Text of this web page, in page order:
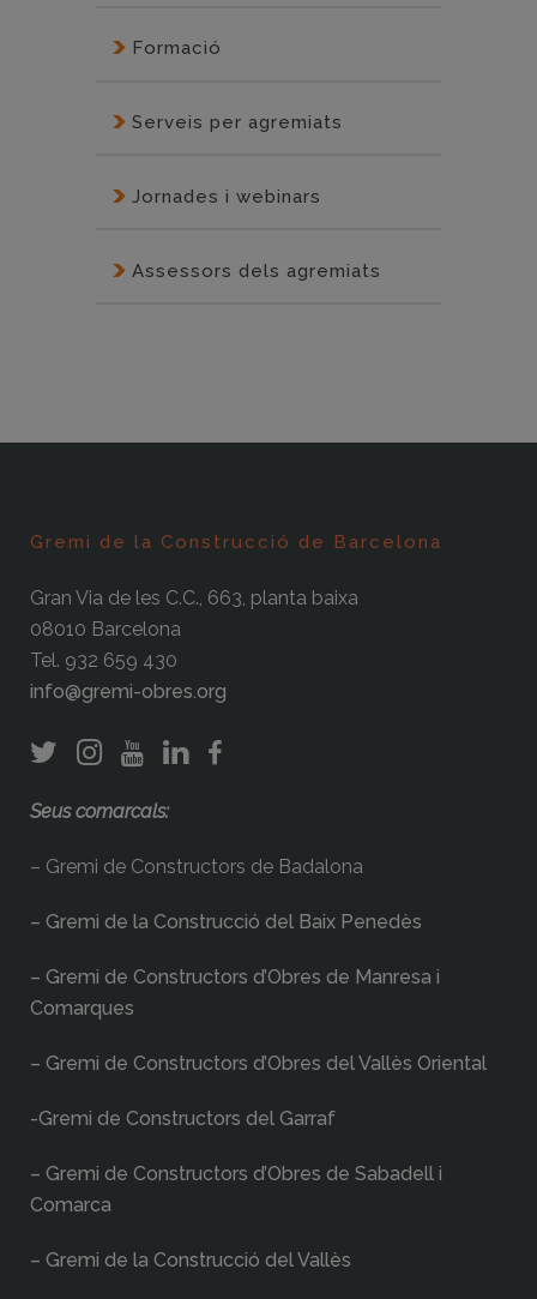
Formació
Serveis per agremiats
Jornades i webinars
Assessors dels agremiats
Gremi de la Construcció de Barcelona
Gran Via de les C.C., 663, planta baixa
08010 Barcelona
Tel. 932 659 430
info@gremi-obres.org
Seus comarcals:
– Gremi de Constructors de Badalona
– Gremi de la Construcció del Baix Penedès
– Gremi de Constructors d’Obres de Manresa i
Comarques
– Gremi de Constructors d’Obres del Vallès Oriental
-Gremi de Constructors del Garraf
– Gremi de Constructors d’Obres de Sabadell i
Comarca
– Gremi de la Construcció del Vallès